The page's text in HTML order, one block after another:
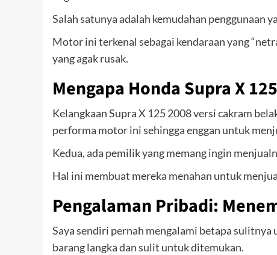
Salah satunya adalah kemudahan penggunaan
Motor ini terkenal sebagai kendaraan yang
yang agak rusak.
Mengapa Honda Supra X
Kelangkaan Supra X 125 2008 versi cakram
performa motor ini sehingga enggan untuk
Kedua, ada pemilik yang memang ingin
Hal ini membuat mereka menahan untuk
Pengalaman Pribadi:
Saya sendiri pernah mengalami betapa
barang langka dan sulit untuk ditemukan.